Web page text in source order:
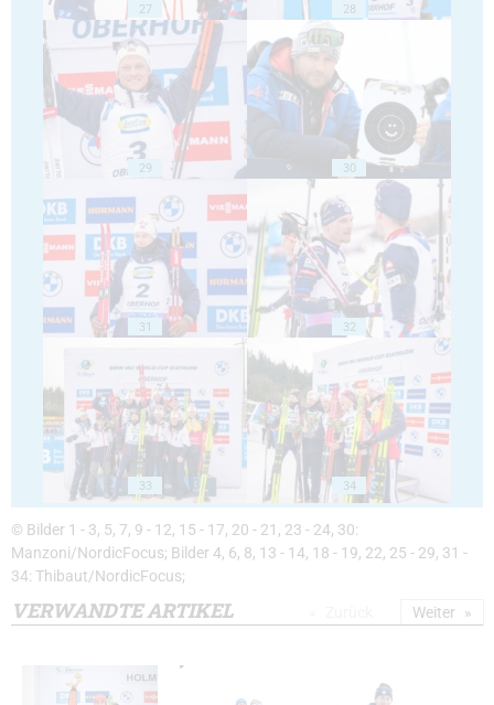
27 28
29 30
31 32
33 34
© Bilder 1 - 3, 5, 7, 9 - 12, 15 - 17, 20 - 21, 23 - 24, 30:
Manzoni/NordicFocus; Bilder 4, 6, 8, 13 - 14, 18 - 19, 22, 25 - 29, 31 -
34: Thibaut/NordicFocus;
VERWANDTE ARTIKEL Weiter